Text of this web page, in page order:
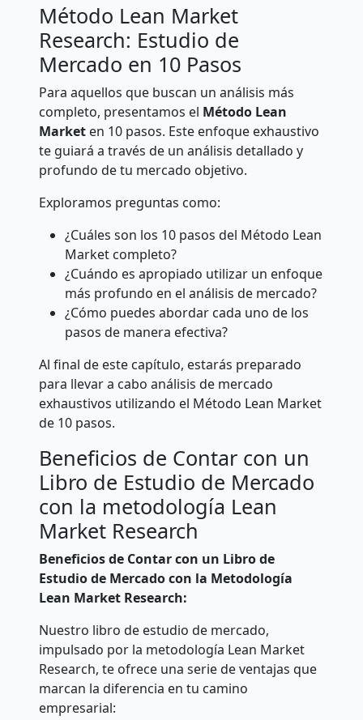
Método Lean Market
Research: Estudio de
Mercado en 10 Pasos
Para aquellos que buscan un análisis más
completo, presentamos el Método Lean
Market en 10 pasos. Este enfoque exhaustivo
te guiará a través de un análisis detallado y
profundo de tu mercado objetivo.
Exploramos preguntas como:
¿Cuáles son los 10 pasos del Método Lean
Market completo?
¿Cuándo es apropiado utilizar un enfoque
más profundo en el análisis de mercado?
¿Cómo puedes abordar cada uno de los
pasos de manera efectiva?
Al final de este capítulo, estarás preparado
para llevar a cabo análisis de mercado
exhaustivos utilizando el Método Lean Market
de 10 pasos.
Beneficios de Contar con un
Libro de Estudio de Mercado
con la metodología Lean
Market Research
Beneficios de Contar con un Libro de
Estudio de Mercado con la Metodología
Lean Market Research:
Nuestro libro de estudio de mercado,
impulsado por la metodología Lean Market
Research, te ofrece una serie de ventajas que
marcan la diferencia en tu camino
empresarial: